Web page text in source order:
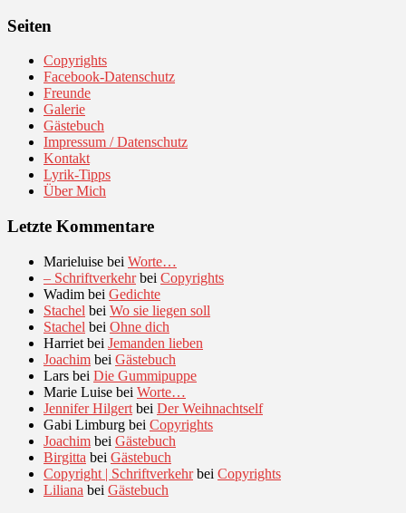
Seiten
Copyrights
Facebook-Datenschutz
Freunde
Galerie
Gästebuch
Impressum / Datenschutz
Kontakt
Lyrik-Tipps
Über Mich
Letzte Kommentare
Marieluise bei Worte…
– Schriftverkehrbei Copyrights
Wadim bei Gedichte
Stachel bei Wo sie liegen soll
Stachel bei Ohne dich
Harriet bei Jemanden lieben
Joachim bei Gästebuch
Lars bei Die Gummipuppe
Marie Luise bei Worte…
Jennifer Hilgert bei Der Weihnachtself
Gabi Limburg bei Copyrights
Joachim bei Gästebuch
Birgitta bei Gästebuch
Copyright | Schriftverkehrbei Copyrights
Liliana bei Gästebuch